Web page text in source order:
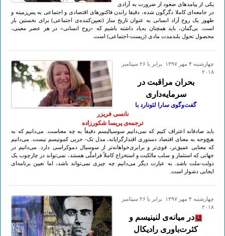
یکی از پیامدهای صعود از ضرورت به آزادی
در جامعه‌ای کاملا دگرگون شده، دقیقا راندن فاکتورهای اقتصادی و اجتماعی به پس‌زمینه و
ظهور یک روح آزاد انسانی به عنوان تاریخ ساز (تعیین‌کننده‌ی اجتماعی) برای نخستین بار
است. بی‌گمان، باید همچنان به‌یاد داشته باشیم که «روح انسانی» در هر عصر معینی،
محصول تحول بلندمدت مادی (زیست-اجتماعی) است.
چهارشنبه ۴ مهر ۱۳۹۷ برابر با ۲۶ سپتامبر
۲۰۱۸
بحران مراقبت در
سرمایه‌داری
گفت‌وگوی سارا لئونارد با
نانسی فریزر
ترجمه‌ی پریسا شکورزاده
باید صادقانه اعتراف کنیم که نمی‌دانیم سوسیالیسم دقیقاً به چه معناست. می‌دانیم که به
هیچ‌وجه به معنای اقتصاد دستوری اقتدارگرایانه، مدل تک- حزبی کمونیسم نیست. می‌دانیم
که معنایی عمیق‌تر، قوی‌تر و برابری‌خواهانه‌تر از سوسیال دموکراسی دارد. می‌دانیم در
جهانی که استثمار و سلب مالکیت و استخراج کاملاً فراملّی هستند، نمی‌تواند در چارچوب یک
دولت-ملت باشد. به عبارت دیگر می‌دانیم چه چیزی نمی‌تواند باشد، اما تعیین برنامه‌ای
ایجابی دشوار است.
چهارشنبه ۴ مهر ۱۳۹۷ برابر با ۲۶ سپتامبر
۲۰۱۸
در میانه‌ی لنینیسم و
کثرت‌باوری رادیکال